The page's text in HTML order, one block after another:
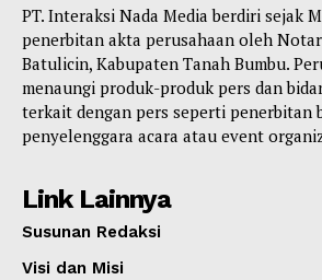
PT. Interaksi Nada Media berdiri sejak
penerbitan akta perusahaan oleh
Batulicin, Kabupaten Tanah Bumbu.
menaungi produk-produk pers dan
terkait dengan pers seperti penerbitan
penyelenggara acara atau event
Link Lainnya
Susunan Redaksi
Visi dan Misi